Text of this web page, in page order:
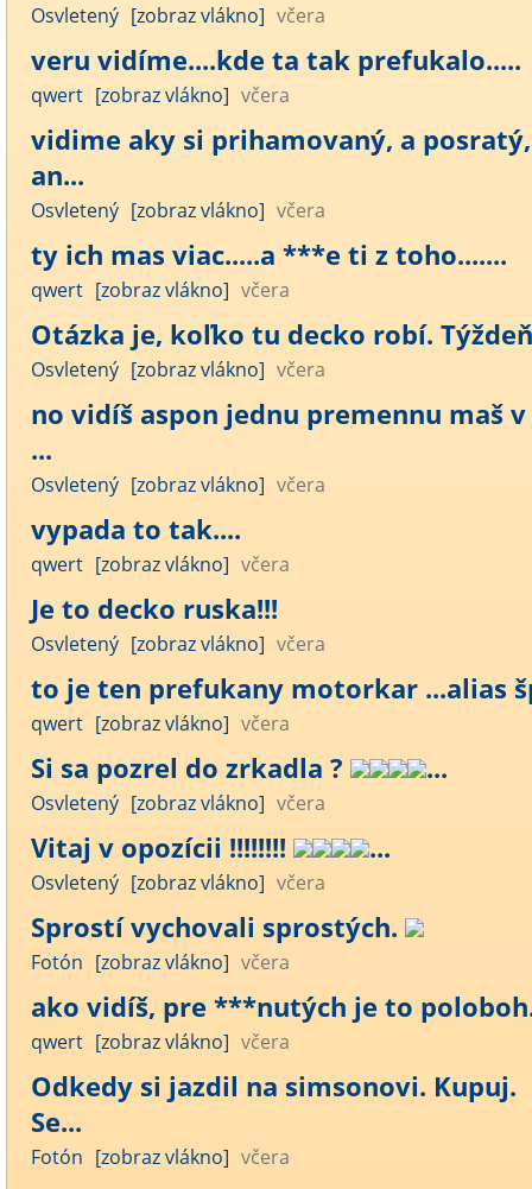
Osvletený [zobraz vlákno] včera
veru vidíme....kde ta tak prefukalo.....
qwert [zobraz vlákno] včera
vidime aky si prihamovaný, a posratý,
an...
Osvletený [zobraz vlákno] včera
ty ich mas viac.....a ***e ti z toho.......
qwert [zobraz vlákno] včera
Otázka je, koľko tu decko robí.
Osvletený [zobraz vlákno] včera
no vidíš aspon jednu premennu maš
...
Osvletený [zobraz vlákno] včera
vypada to tak....
qwert [zobraz vlákno] včera
Je to decko ruska!!!
Osvletený [zobraz vlákno] včera
to je ten prefukany motorkar ...alias
qwert [zobraz vlákno] včera
Si sa pozrel do zrkadla ? ...
Osvletený [zobraz vlákno] včera
Vitaj v opozícii !!!!!!!! ...
Osvletený [zobraz vlákno] včera
Sprostí vychovali sprostých.
Fotón [zobraz vlákno] včera
ako vidíš, pre ***nutých je to
qwert [zobraz vlákno] včera
Odkedy si jazdil na simsonovi. Kupuj.
Se...
Fotón [zobraz vlákno] včera